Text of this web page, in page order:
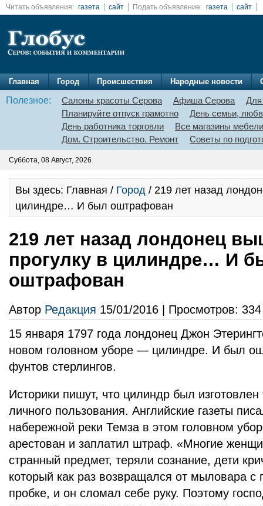
Читать объявления: газета сайт Подать объявление: газета сайт
Главная Город Происшествия Народные новости
Полезное: Салоны красоты Серова Афиша Серова
Для
Планируйте отпуск грамотно
День семьи,
День работника торговли
Все магазины мебели
Дом. Строительство. Ремонт
Советы по
Суббота, 08 Август, 2026
Вы здесь: Главная / Город / 219 лет назад
цилиндре… И был оштрафован
219 лет назад лондонец
прогулку в цилиндре… И
оштрафован
Автор Редакция 15/01/2016 | Просмотров: 334
15 января 1797 года лондонец Джон
новом головном уборе — цилиндре. И был
фунтов стерлингов.
Историки пишут, что цилиндр был
личного пользования. Английские газеты
набережной реки Темза в этом головном
арестован и заплатил штраф. «Многие
странный предмет, теряли сознание, дети
который как раз возвращался от мыловара с
пробке, и он сломал себе руку. Поэтому